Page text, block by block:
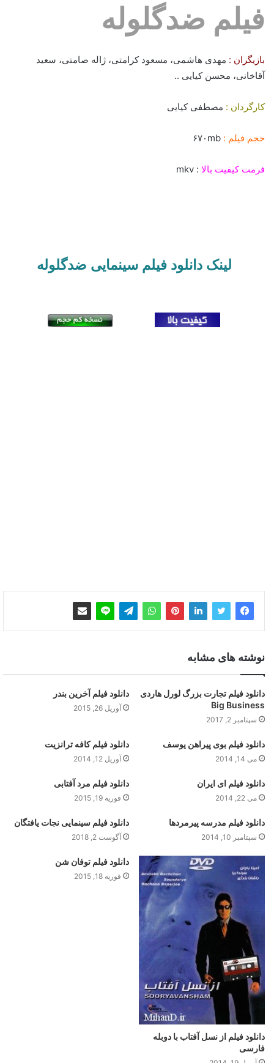
فیلم ضدگلوله
بازیگران : مهدی هاشمی، مسعود کرامتی، ژاله صامتی، سعید
آقاخانی، محسن کیایی ..
کارگردان : مصطفی کیایی
حجم فیلم :
فرمت کیفیت بالا : mkv
لینک دانلود فیلم سینمایی ضدگلوله
نوشته های مشابه
دانلود فیلم تجارت بزرگ لورل هاردی
Big Business
سپتامبر 2, 2017
دانلود فیلم آخرین بندر
آوریل 26, 2015
دانلود فیلم بوی پیراهن یوسف
می 14, 2014
دانلود فیلم کافه ترانزیت
آوریل 12, 2014
دانلود فیلم ای ایران
می 22, 2014
دانلود فیلم مرد آفتابی
فوریه 19, 2015
دانلود فیلم مدرسه پیرمردها
سپتامبر 10, 2014
دانلود فیلم سینمایی نجات یافتگان
آگوست 2, 2018
دانلود فیلم از نسل آفتاب با دوبله
فارسی
دانلود فیلم توفان شن
فوریه 18, 2015